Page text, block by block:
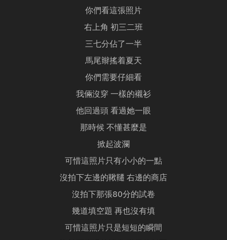
你們看這張照片
右上角 初三二班
三七分佔了一半
馬尾辮搖着夏天
你們需要仔細看
我倆沒穿 一樣的襯衫
他回過頭 看過她一眼
那時候 不懂甚麼是
掀起波瀾
可惜這照片只有小小的一點
沒拍下左邊的鞦韆 右邊的商店
沒拍下那張80分的試卷
幾道填空題 再也沒有填
可惜這照片只是短短的瞬間